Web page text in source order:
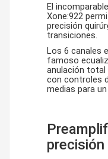
El
Xone:922
precisión
transiciones.
Los 6 canales
famoso
anulación total
con controles
medias para
precisión